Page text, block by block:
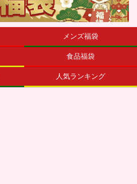
メンズ福袋
食品福袋
人気ランキング